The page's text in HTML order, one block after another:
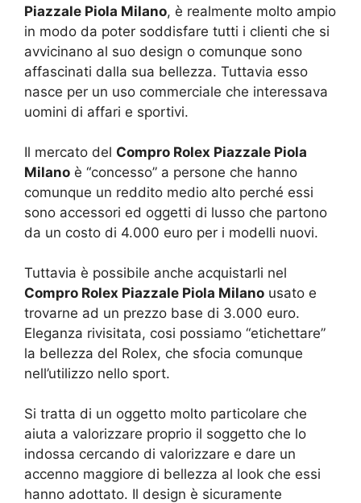
Piazzale Piola Milano, è realmente molto ampio
in modo da poter soddisfare tutti i clienti che si
avvicinano al suo design o comunque sono
affascinati dalla sua bellezza. Tuttavia esso
nasce per un uso commerciale che interessava
uomini di affari e sportivi.
Il mercato del Compro Rolex Piazzale Piola
Milano è “concesso” a persone che hanno
comunque un reddito medio alto perché essi
sono accessori ed oggetti di lusso che partono
da un costo di 4.000 euro per i modelli nuovi.
Tuttavia è possibile anche acquistarli nel
Compro Rolex Piazzale Piola Milano usato e
trovarne ad un prezzo base di 3.000 euro.
Eleganza rivisitata, cosi possiamo “etichettare”
la bellezza del Rolex, che sfocia comunque
nell’utilizzo nello sport.
Si tratta di un oggetto molto particolare che
aiuta a valorizzare proprio il soggetto che lo
indossa cercando di valorizzare e dare un
accenno maggiore di bellezza al look che essi
hanno adottato. Il design è sicuramente